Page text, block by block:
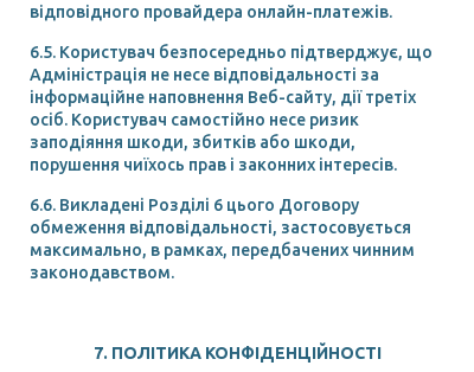
відповідного провайдера онлайн-платежів.
6.5. Користувач безпосередньо підтверджує, що
Адміністрація не несе відповідальності за
інформаційне наповнення Веб-сайту, дії третіх
осіб. Користувач самостійно несе ризик
заподіяння шкоди, збитків або шкоди,
порушення чиїхось прав і законних інтересів.
6.6. Викладені Розділі 6 цього Договору
обмеження відповідальності, застосовується
максимально, в рамках, передбачених чинним
законодавством.
7. ПОЛІТИКА КОНФІДЕНЦІЙНОСТІ